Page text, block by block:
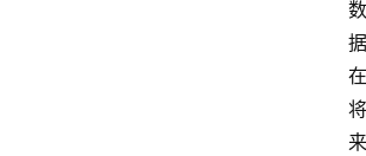
数
据
在
将
来